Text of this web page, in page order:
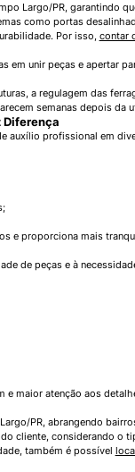
Largo/PR, garantindo
como portas
Por isso, contar
em unir peças e apertar
a regulagem das
semanas depois da
Diferença
auxílio profissional em
e proporciona mais
de peças e à
maior atenção aos
PR, abrangendo
cliente, considerando o
também é possível